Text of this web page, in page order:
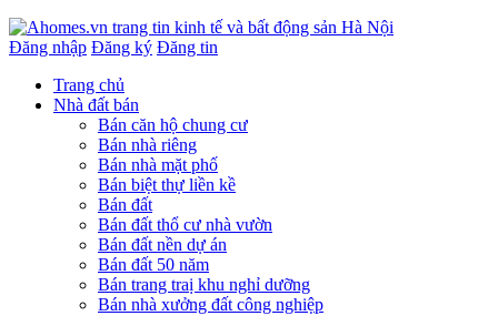
Đăng nhập Đăng ký Đăng tin
Trang chủ
Nhà đất bán
Bán căn hộ chung cư
Bán nhà riêng
Bán nhà mặt phố
Bán biệt thự liền kề
Bán đất
Bán đất thổ cư nhà vườn
Bán đất nền dự án
Bán đất 50 năm
Bán trang traị khu nghỉ dưỡng
Bán nhà xưởng đất công nghiệp